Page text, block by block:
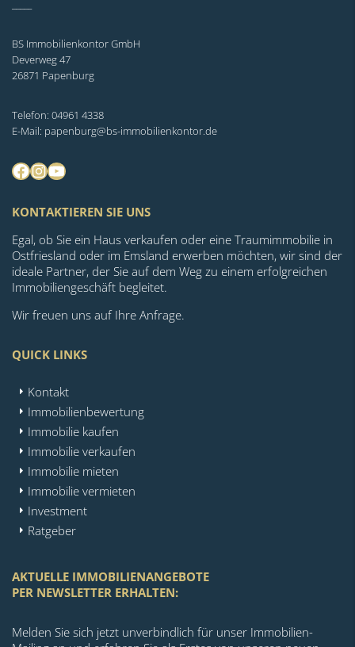
BS Immobilienkontor GmbH
Deverweg 47
26871 Papenburg
Telefon: 04961 4338
E-Mail: papenburg@bs-immobilienkontor.de
Facebook
Instagram
YouTube
KONTAKTIEREN SIE UNS
Egal, ob Sie ein Haus verkaufen oder eine Traumimmobilie in
Ostfriesland oder im Emsland erwerben möchten, wir sind der
ideale Partner, der Sie auf dem Weg zu einem erfolgreichen
Immobiliengeschäft begleitet.
Wir freuen uns auf Ihre Anfrage.
QUICK LINKS
Kontakt
Immobilienbewertung
Immobilie kaufen
Immobilie verkaufen
Immobilie mieten
Immobilie vermieten
Investment
Ratgeber
AKTUELLE IMMOBILIENANGEBOTE
PER NEWSLETTER ERHALTEN:
Melden Sie sich jetzt unverbindlich für unser Immobilien-